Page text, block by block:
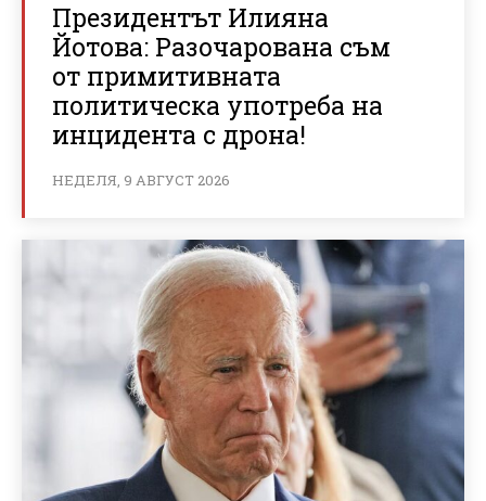
Президентът Илияна
Йотова: Разочарована съм
от примитивната
политическа употреба на
инцидента с дрона!
НЕДЕЛЯ, 9 АВГУСТ 2026